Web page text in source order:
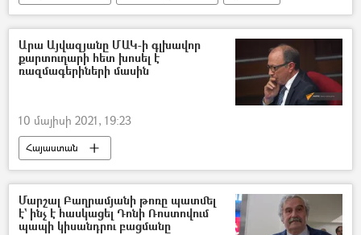
թանկացում
Սուրեն Պարսյան
Արա Այվազյանը ՄԱԿ-ի գլխավոր
քարտուղարի հետ խոսել է
ռազմագերիների մասին
10 մայիսի 2021, 19:23
Հայաստան
Միավորված ազգերի կազմակերպություն (ՄԱԿ)
Անտոնիո Գուտերեշ
Արա Այվազյան
գերի
Մարշալ Բաղրամյանի թոռը պատմել
է` ինչ է հասկացել Դոնի Ռոստովում
պապի կիսանդրու բացմանը